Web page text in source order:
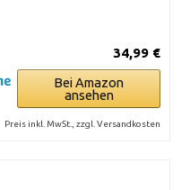
34,99 €
Bei Amazon
ansehen
Preis inkl. MwSt., zzgl. Versandkosten